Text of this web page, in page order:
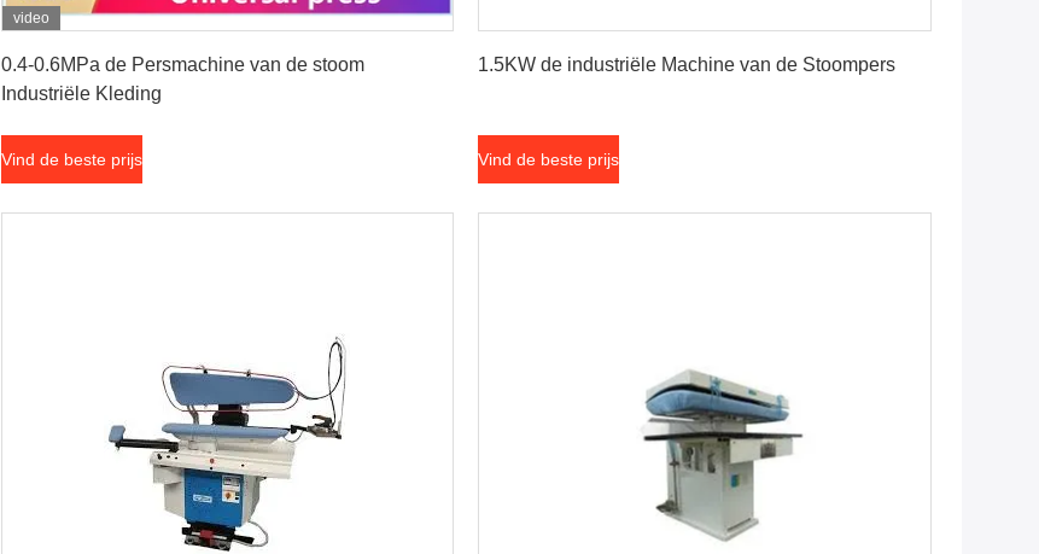
video
0.4-0.6MPa de Persmachine van de stoom
Industriële Kleding
Vind de beste prijs
1.5KW de industriële Machine van de Stoompers
Vind de beste prijs